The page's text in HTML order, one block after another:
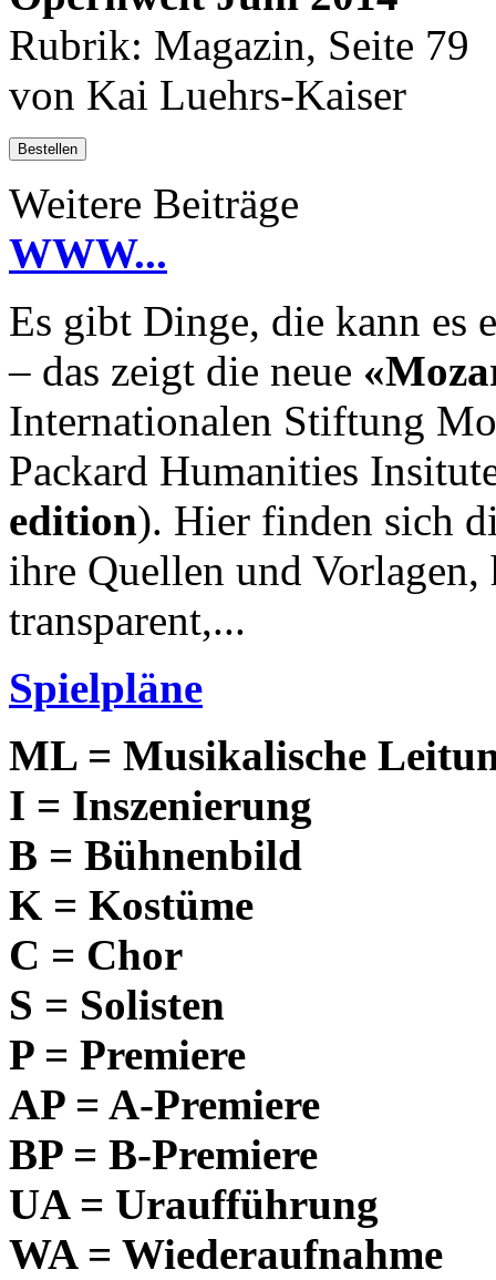
Rubrik: Magazin, Seite 79
von Kai Luehrs-Kaiser
Bestellen
Weitere Beiträge
WWW...
Es gibt Dinge, die kann es
– das zeigt die neue
Internationalen Stiftung
Packard Humanities
edition). Hier finden sich
ihre Quellen und
transparent,...
Spielpläne
ML = Musikalische
I = Inszenierung
B = Bühnenbild
K = Kostüme
C = Chor
S = Solisten
P = Premiere
AP = A-Premiere
BP = B-Premiere
UA = Uraufführung
WA = Wiederaufnahme